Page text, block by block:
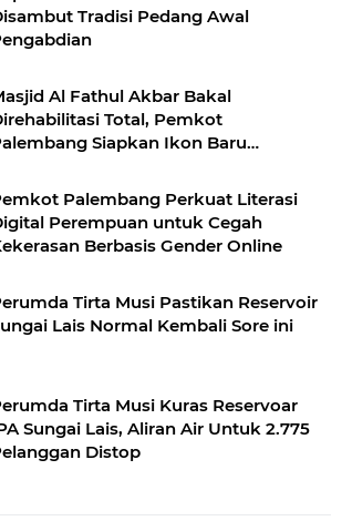
Tradisi Pedang Awal
Al Fathul Akbar Bakal
Total, Pemkot
Siapkan Ikon Baru
Palembang Perkuat Literasi
Perempuan untuk Cegah
Berbasis Gender Online
Tirta Musi Pastikan Reservoir
Lais Normal Kembali Sore ini
Tirta Musi Kuras Reservoar
Sungai Lais, Aliran Air Untuk 2.775
Distop